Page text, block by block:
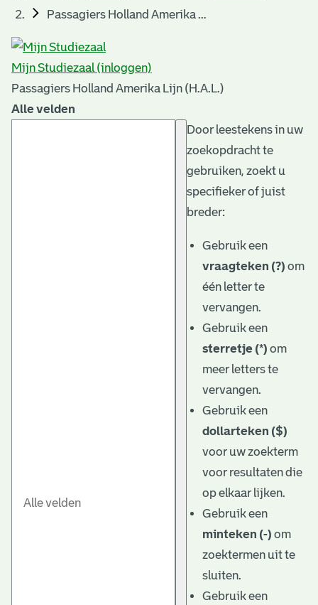
Passagiers Holland Amerika ...
Mijn Studiezaal (inloggen)
Passagiers Holland Amerika Lijn (H.A.L.)
Alle velden
Door leestekens in uw
zoekopdracht te
gebruiken, zoekt u
specifieker of juist
breder:
Gebruik een
vraagteken (?) om
één letter te
vervangen.
Gebruik een
sterretje (*) om
meer letters te
vervangen.
Gebruik een
dollarteken ($)
voor uw zoekterm
voor resultaten die
op elkaar lijken.
Gebruik een
minteken (-) om
zoektermen uit te
sluiten.
Gebruik een